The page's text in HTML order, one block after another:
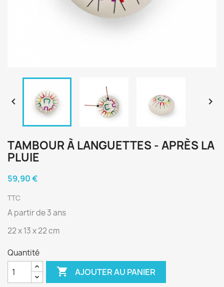
 
TAMBOUR À LANGUETTES - APRÈS LA
PLUIE
59,90 €
TTC
A partir de 3 ans
22 x 13 x 22 cm
Quantité
 AJOUTER AU PANIER